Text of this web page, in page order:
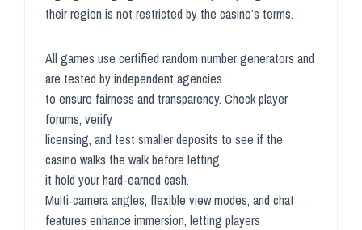
their region is not restricted by the casino’s terms.
All games use certified random number generators and
are tested by independent agencies
to ensure fairness and transparency. Check player
forums, verify
licensing, and test smaller deposits to see if the
casino walks the walk before letting
it hold your hard-earned cash.
Multi‑camera angles, flexible view modes, and chat
features enhance immersion, letting players